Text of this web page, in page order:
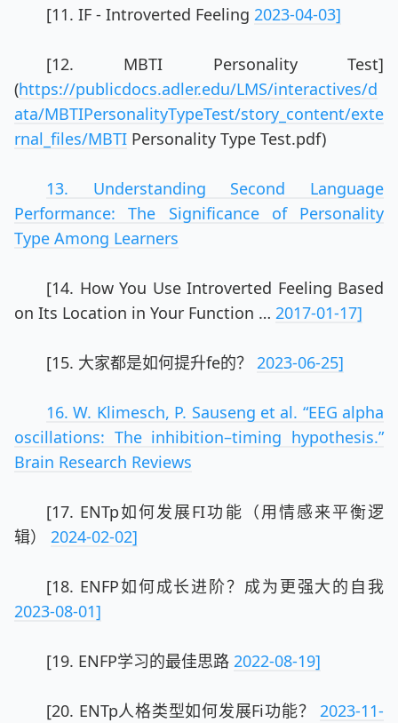
[11. IF - Introverted Feeling 2023-04-03]
[12. MBTI Personality Test]
(https://publicdocs.adler.edu/LMS/interactives/d
ata/MBTIPersonalityTypeTest/story_content/exte
rnal_files/MBTI Personality Type Test.pdf)
13. Understanding Second Language
Performance: The Significance of Personality
Type Among Learners
[14. How You Use Introverted Feeling Based
on Its Location in Your Function … 2017-01-17]
[15. 大家都是如何提升fe的？ 2023-06-25]
16. W. Klimesch, P. Sauseng et al. “EEG alpha
oscillations: The inhibition–timing hypothesis.”
Brain Research Reviews
[17. ENTp如何发展FI功能（用情感来平衡逻
辑） 2024-02-02]
[18. ENFP如何成长进阶？成为更强大的自我
2023-08-01]
[19. ENFP学习的最佳思路 2022-08-19]
[20. ENTp人格类型如何发展Fi功能？ 2023-11-